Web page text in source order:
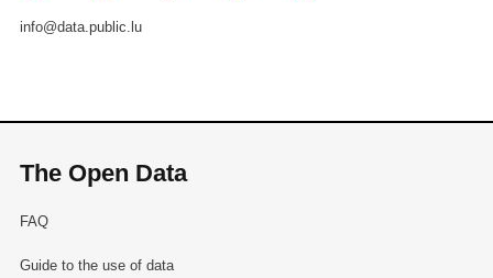
info@data.public.lu
The Open Data
FAQ
Guide to the use of data